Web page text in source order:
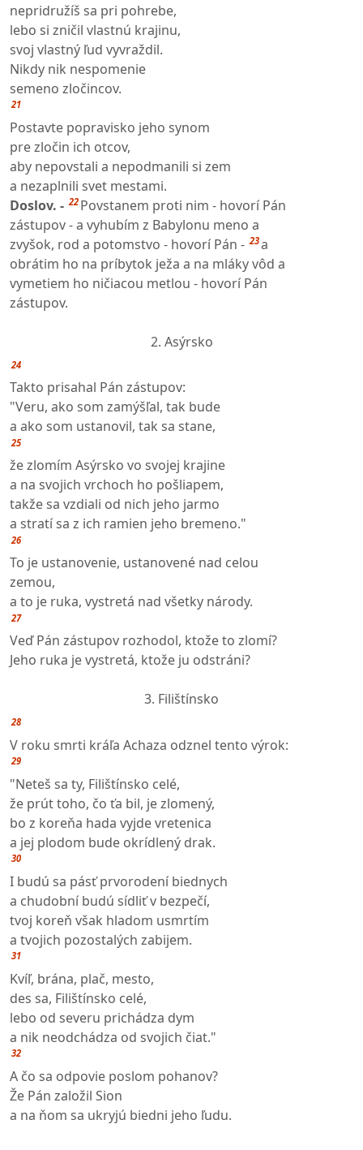
nepridružíš sa pri pohrebe,
lebo si zničil vlastnú krajinu,
svoj vlastný ľud vyvraždil.
Nikdy nik nespomenie
semeno zločincov.
21
Postavte popravisko jeho synom
pre zločin ich otcov,
aby nepovstali a nepodmanili si zem
a nezaplnili svet mestami.
Doslov. - 22 Povstanem proti nim - hovorí Pán
zástupov - a vyhubím z Babylonu meno a
zvyšok, rod a potomstvo - hovorí Pán - 23a
obrátim ho na príbytok ježa a na mláky vôd a
vymetiem ho ničiacou metlou - hovorí Pán
zástupov.
2. Asýrsko
24
Takto prisahal Pán zástupov:
"Veru, ako som zamýšľal, tak bude
a ako som ustanovil, tak sa stane,
25
že zlomím Asýrsko vo svojej krajine
a na svojich vrchoch ho pošliapem,
takže sa vzdiali od nich jeho jarmo
a stratí sa z ich ramien jeho bremeno."
26
To je ustanovenie, ustanovené nad celou
zemou,
a to je ruka, vystretá nad všetky národy.
27
Veď Pán zástupov rozhodol, ktože to zlomí?
Jeho ruka je vystretá, ktože ju odstráni?
3. Filištínsko
28
V roku smrti kráľa Achaza odznel tento výrok:
29
"Neteš sa ty, Filištínsko celé,
že prút toho, čo ťa bil, je zlomený,
bo z koreňa hada vyjde vretenica
a jej plodom bude okrídlený drak.
30
I budú sa pásť prvorodení biednych
a chudobní budú sídliť v bezpečí,
tvoj koreň však hladom usmrtím
a tvojich pozostalých zabijem.
31
Kvíľ, brána, plač, mesto,
des sa, Filištínsko celé,
lebo od severu prichádza dym
a nik neodchádza od svojich čiat."
32
A čo sa odpovie poslom pohanov?
Že Pán založil Sion
a na ňom sa ukryjú biedni jeho ľudu.